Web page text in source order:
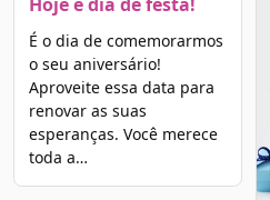
É o dia de comemorarmos
o seu aniversário!
Aproveite essa data para
renovar as suas
esperanças. Você merece
toda a…